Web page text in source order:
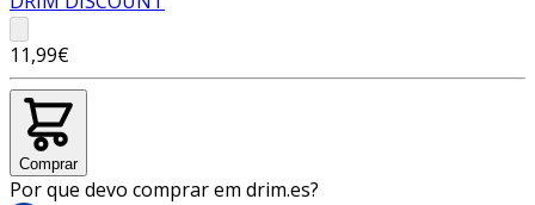
11,99€
Comprar
Por que devo comprar em drim.es?